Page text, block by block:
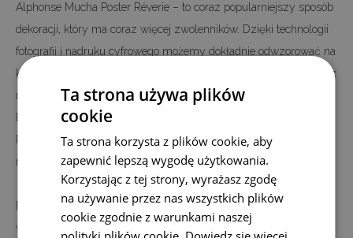
Alphonse Mucha Poster Réverie – to coraz popularniejszy sposób
dekoracji, który ma coraz więcej zwolenników. Dzięki technologii
fotografii i nadruku cyfrowego możemy dokładnie odwzorować na
każdym niemal materiale dowolny obraz. Efekt widać porównując
reprodukcję i plakat z obrazem Alphonse Mucha Poster Réverie.
Dziś możemy przenieść obraz retro Alphonse Mucha Poster
Réverie na papier i zrobić z niego wspaniały plakat z reprodukcją
malarską.
Plakat Alphonse Mucha Poster Réverie jest nadrukowany na
wysokiej jakości płótnie, a nie na papierze - jak większość
Ta strona używa plików
cookie
Ta strona korzysta z plików cookie, aby
zapewnić lepszą wygodę użytkowania.
Korzystając z tej strony, wyrażasz zgodę
na używanie przez nas wszystkich plików
cookie zgodnie z warunkami naszej